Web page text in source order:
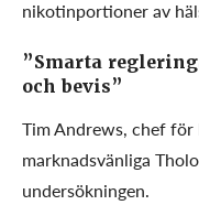
nikotinportioner av
”Smarta
och bevis”
Tim Andrews, chef
marknadsvänliga
undersökningen.